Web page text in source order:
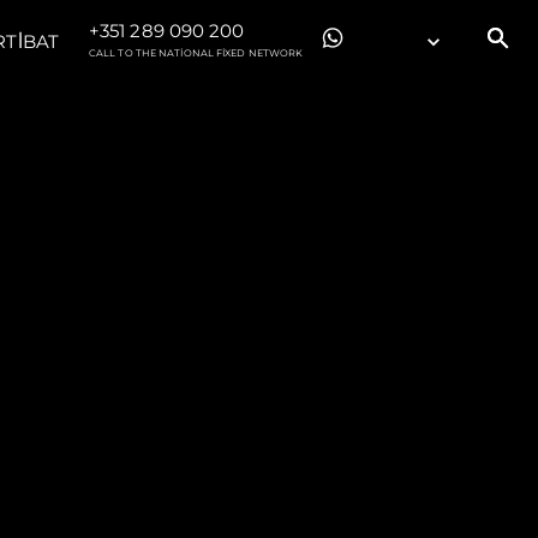
+351 289 090 200
CALL TO THE NATIONAL FIXED NETWORK